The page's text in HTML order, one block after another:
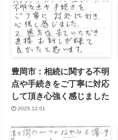
豊岡市：相続に関する不明
点や手続きをご丁寧に対応
して頂き心強く感じました
2025.12.01